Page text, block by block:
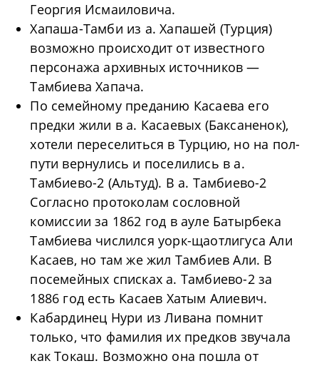
Георгия Исмаиловича.
Хапаша-Тамби из а. Хапашей (Турция)
возможно происходит от известного
персонажа архивных источников —
Тамбиева Хапача.
По семейному преданию Касаева его
предки жили в а. Касаевых (Баксаненок),
хотели переселиться в Турцию, но на пол-
пути вернулись и поселились в а.
Тамбиево-2 (Альтуд). В а. Тамбиево-2
Согласно протоколам сословной
комиссии за 1862 год в ауле Батырбека
Тамбиева числился уорк-щаотлигуса Али
Касаев, но там же жил Тамбиев Али. В
посемейных списках а. Тамбиево-2 за
1886 год есть Касаев Хатым Алиевич.
Кабардинец Нури из Ливана помнит
только, что фамилия их предков звучала
как Токаш. Возможно она пошла от